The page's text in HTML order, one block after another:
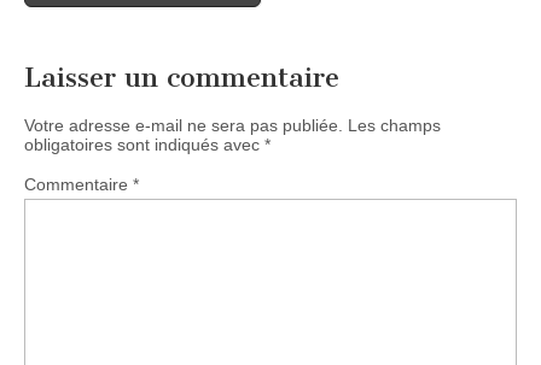
Laisser un commentaire
Votre adresse e-mail ne sera pas publiée.
Les champs
obligatoires sont indiqués avec *
Commentaire *